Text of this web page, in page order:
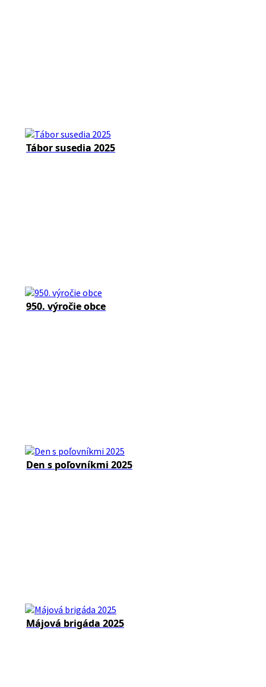
Tábor susedia 2025
950. výročie obce
Den s poľovníkmi 2025
Májová brigáda 2025